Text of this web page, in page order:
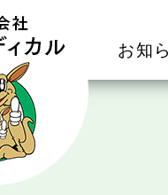
お知